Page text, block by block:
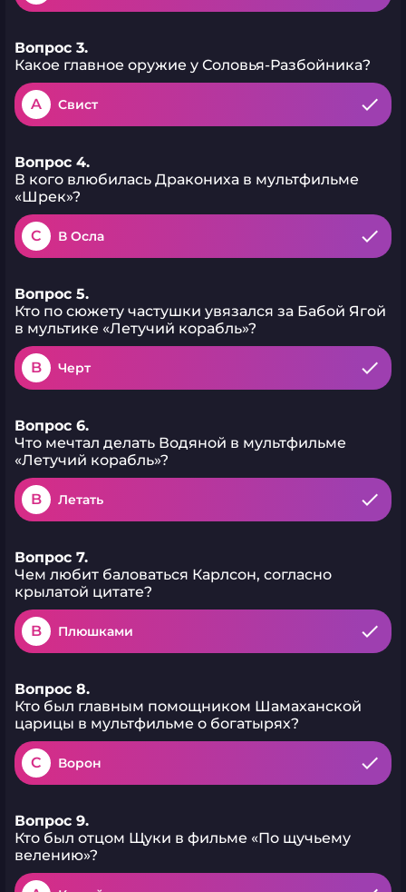
Вопрос 3.
Какое главное оружие у Соловья-Разбойника?
A Свист
Вопрос 4.
В кого влюбилась Дракониха в мультфильме
«Шрек»?
C В Осла
Вопрос 5.
Кто по сюжету частушки увязался за Бабой Ягой
в мультике «Летучий корабль»?
B Черт
Вопрос 6.
Что мечтал делать Водяной в мультфильме
«Летучий корабль»?
B Летать
Вопрос 7.
Чем любит баловаться Карлсон, согласно
крылатой цитате?
B Плюшками
Вопрос 8.
Кто был главным помощником Шамаханской
царицы в мультфильме о богатырях?
C Ворон
Вопрос 9.
Кто был отцом Щуки в фильме «По щучьему
велению»?